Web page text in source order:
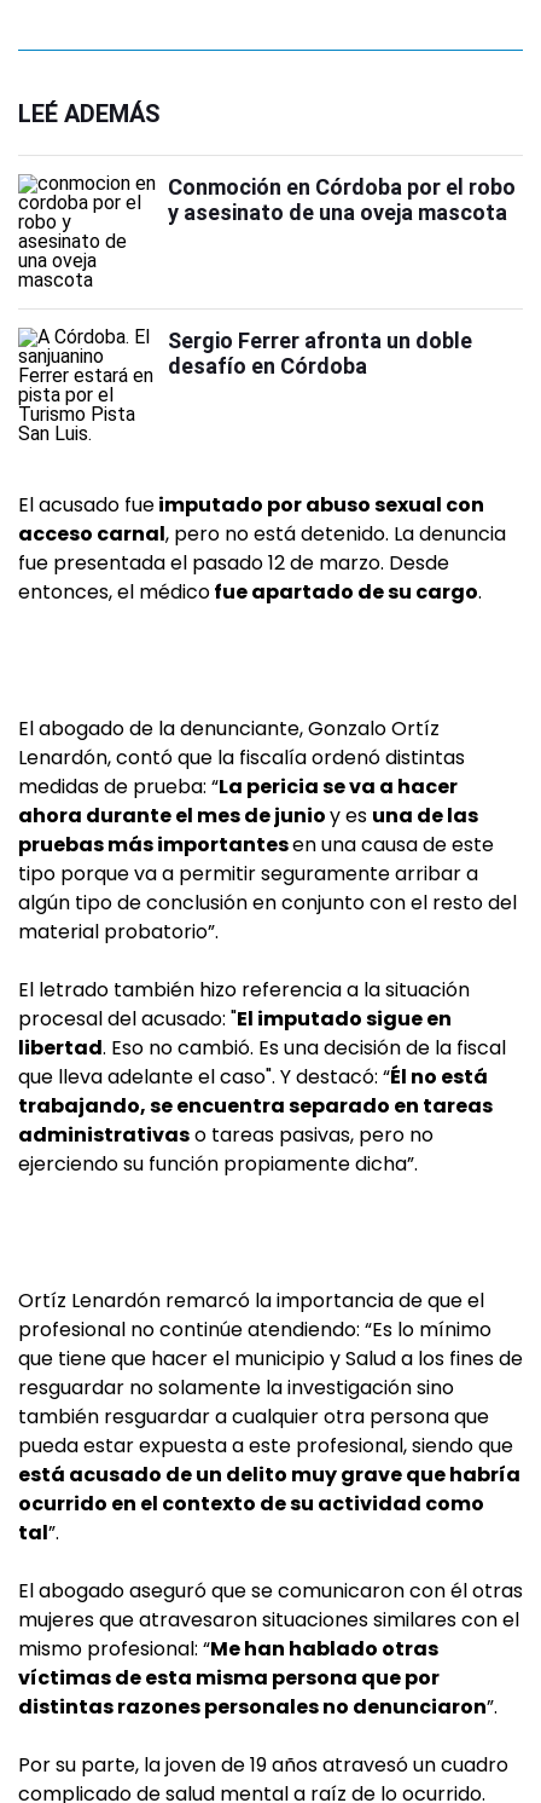
LEÉ ADEMÁS
Conmoción en Córdoba por el robo
y asesinato de una oveja mascota
Sergio Ferrer afronta un doble
desafío en Córdoba
El acusado fueimputado por abuso sexual con
acceso carnal, pero no está detenido. La denuncia
fue presentada el pasado 12 de marzo. Desde
entonces, el médicofue apartado de su cargo.
El abogado de la denunciante, Gonzalo Ortíz
Lenardón, contó que la fiscalía ordenó distintas
medidas de prueba: “La pericia se va a hacer
ahora durante el mes de junioy es una de las
pruebas más importantesen una causa de este
tipo porque va a permitir seguramente arribar a
algún tipo de conclusión en conjunto con el resto del
material probatorio”.
El letrado también hizo referencia a la situación
procesal del acusado: "El imputado sigue en
libertad. Eso no cambió. Es una decisión de la fiscal
que lleva adelante el caso". Y destacó: “Él no está
trabajando, se encuentra separado en tareas
administrativaso tareas pasivas, pero no
ejerciendo su función propiamente dicha”.
Ortíz Lenardón remarcó la importancia de que el
profesional no continúe atendiendo: “Es lo mínimo
que tiene que hacer el municipio y Salud a los fines de
resguardar no solamente la investigación sino
también resguardar a cualquier otra persona que
pueda estar expuesta a este profesional, siendo que
está acusado de un delito muy grave que habría
ocurrido en el contexto de su actividad como
tal”.
El abogado aseguró que se comunicaron con él otras
mujeres que atravesaron situaciones similares con el
mismo profesional: “Me han hablado otras
víctimas de esta misma persona que por
distintas razones personales no denunciaron”.
Por su parte, la joven de 19 años atravesó un cuadro
complicado de salud mental a raíz de lo ocurrido.